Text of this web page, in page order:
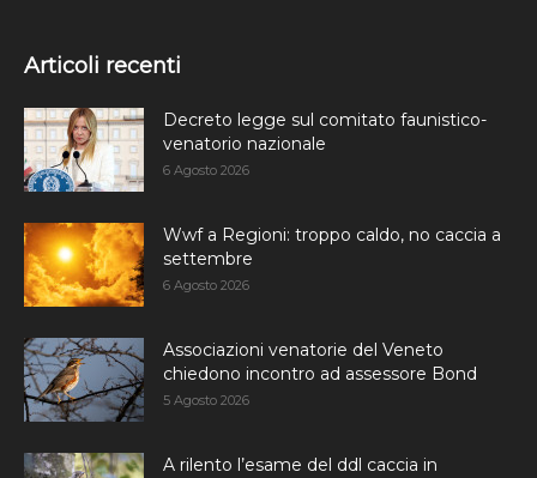
Articoli recenti
Decreto legge sul comitato faunistico-
venatorio nazionale
6 Agosto 2026
Wwf a Regioni: troppo caldo, no caccia a
settembre
6 Agosto 2026
Associazioni venatorie del Veneto
chiedono incontro ad assessore Bond
5 Agosto 2026
A rilento l’esame del ddl caccia in